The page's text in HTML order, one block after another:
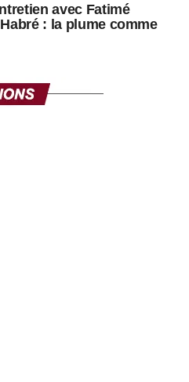
avec Fatimé
: la plume comme